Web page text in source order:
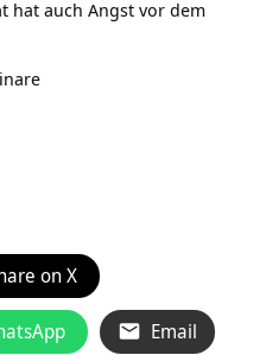
hat auch Angst vor dem
on X
Email